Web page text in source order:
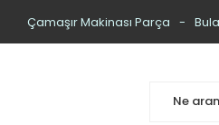
Çamaşır Makinası Parça